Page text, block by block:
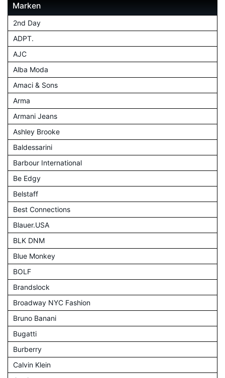
Marken
2nd Day
ADPT.
AJC
Alba Moda
Amaci & Sons
Arma
Armani Jeans
Ashley Brooke
Baldessarini
Barbour International
Be Edgy
Belstaff
Best Connections
Blauer.USA
BLK DNM
Blue Monkey
BOLF
Brandslock
Broadway NYC Fashion
Bruno Banani
Bugatti
Burberry
Calvin Klein